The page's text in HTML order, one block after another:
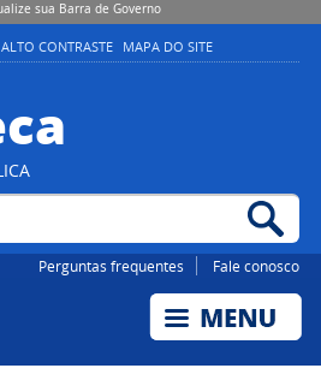
sua Barra de Governo
ALTO CONTRASTE MAPA DO SITE
Perguntas frequentes Fale conosco